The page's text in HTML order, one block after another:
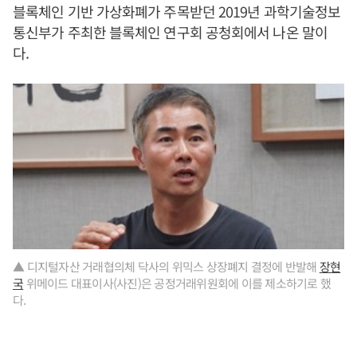
블록체인 기반 가상화폐가 주목받던 2019년 과학기술정보
통신부가 주최한 블록체인 연구회 공청회에서 나온 말이
다.
▲ 디지털자산 거래협의체 닥사의 위믹스 상장폐지 결정에 반발해 장현
국 위메이드 대표이사(사진)은 공정거래위원회에 이를 제소하기로 했
다.